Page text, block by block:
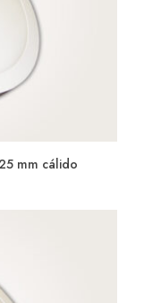
mm cálido